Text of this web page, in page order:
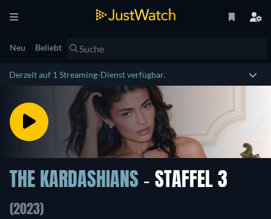
Neu Beliebt
Derzeit auf 1 Streaming-Dienst verfügbar.
THE KARDASHIANS - STAFFEL 3
(2023)